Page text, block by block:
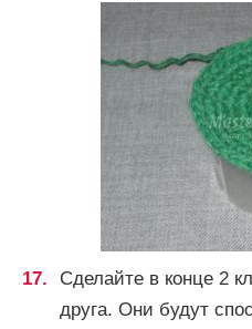
Сделайте в конце 2
друга. Они будут